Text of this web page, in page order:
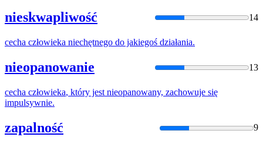
nieskwapliwość 14
cecha człowieka niechętnego do jakiegoś działania.
nieopanowanie 13
cecha człowieka, który jest nieopanowany, zachowuje się
impulsywnie.
zapalność 9